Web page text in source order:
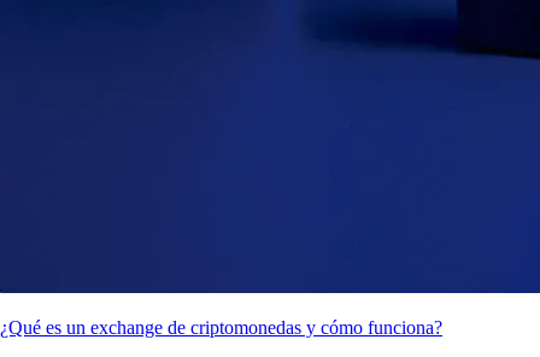
¿Qué es un exchange de criptomonedas y cómo funciona?